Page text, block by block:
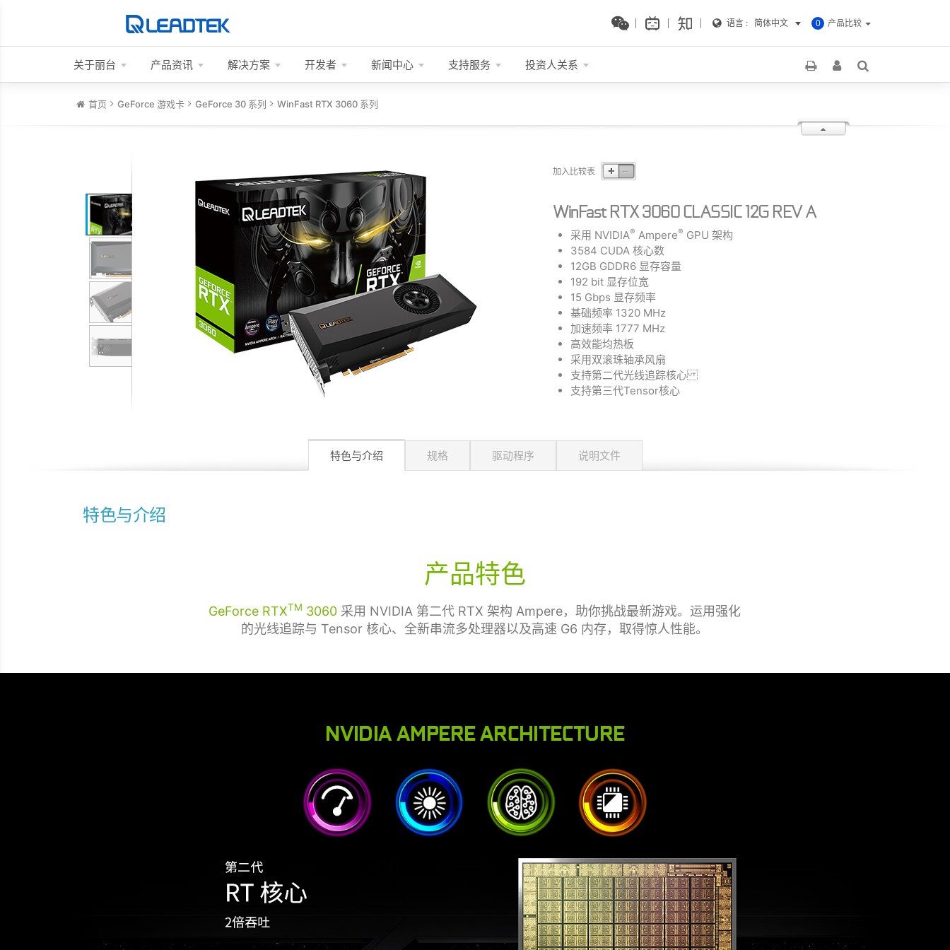
0 产品比较
语言 : 简体中文
关于丽台 产品资讯 解决方案 开发者 新闻中心 支持服务 投资人关系
首页 GeForce 游戏卡 GeForce 30 系列 WinFast RTX 3060 系列
加入比较表
WinFast RTX 3060 CLASSIC 12G REV A
采用 NVIDIA® Ampere® GPU 架构
3584 CUDA 核心数
12GB GDDR6 显存容量
192 bit 显存位宽
15 Gbps 显存频率
基础频率 1320 MHz
加速频率 1777 MHz
高效能均热板
采用双滚珠轴承风扇
支持第二代光线追踪核心
支持第三代Tensor核心
特色与介绍 规格 驱动程序 说明文件
特色与介绍
产品特色
GeForce RTXTM 3060 采用 NVIDIA 第二代 RTX 架构 Ampere，助你挑战最新游戏。运用强化
的光线追踪与 Tensor 核心、全新串流多处理器以及高速 G6 内存，取得惊人性能。
NVIDIA AMPERE ARCHITECTURE